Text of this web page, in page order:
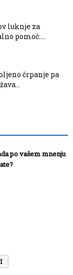
luknje za
pomoč:...
črpanje pa
po vašem mnenju